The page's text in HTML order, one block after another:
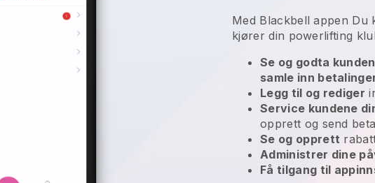
Med Blackbell appen Du
kjører din powerlifting
Se og godta
samle inn
Legg til og rediger
Service kundene
opprett og send
Se og opprett
Administrer dine
Få tilgang til